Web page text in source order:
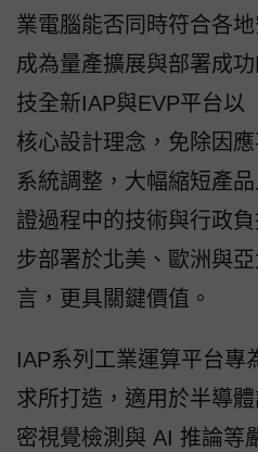
業電腦能否同時符合各
成為量產擴展與部署成
技全新IAP與EVP平台以
核心設計理念，免除因
系統調整，大幅縮短產
證過程中的技術與行政
步部署於北美、歐洲與
言，更具關鍵價值。
IAP系列工業運算平台專
求所打造，適用於半導
密視覺檢測與 AI 推論等